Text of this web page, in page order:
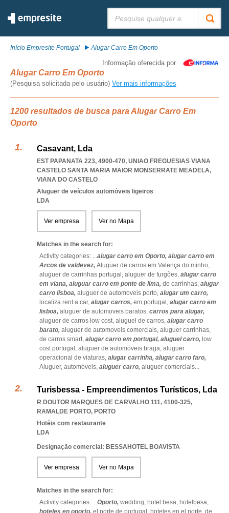
Início Empresite Portugal Alugar Carro Em Oporto
Informação oferecida por
Alugar Carro Em Oporto
(Pesquisa solicitada pelo usuário) Ver mais informações
1200 resultados de busca para Alugar Carro Em
Oporto
Casavant, Lda
EST PAPANATA 223, 4900-470, UNIAO FREGUESIAS VIANA
CASTELO SANTA MARIA MAIOR MONSERRATE MEADELA,
VIANA DO CASTELO
Aluguer de veículos automóveis ligeiros
LDA
Ver empresa Ver no Mapa
Matches in the search for:
Activity categories: ...alugar carro em Oporto, alugar carro em
Arcos de valdevez, Aluguer de carros em Valença do minho,
aluguer de carrinhas portugal, aluguer de furgões, alugar carro
em viana, aluguar carro em ponte de lima, de carrinhas, alugar
carro lisboa, aluguer de automoveis porto, alugar um carro,
localiza rent a car, alugar carros, em portugal, alugar carro em
lisboa, aluguer de automoveis baratos, carros para alugar,
aluguer de carros low cost, aluguel de carros, alugar carro
barato, aluguer de automoveis comerciais, aluguer carrinhas,
de carros smart, alugar carro em portugal, aluguel carro, low
cost portugal, aluguer de automoveis braga, aluguer
operacional de viaturas, alugar carrinha, alugar carro faro,
Aluguer, automóveis, aluguer carro, aluguer comerciais...
Turisbessa - Empreendimentos Turísticos, Lda
R DOUTOR MARQUES DE CARVALHO 111, 4100-325,
RAMALDE PORTO, PORTO
Hotéis com restaurante
LDA
Designação comercial: BESSAHOTEL BOAVISTA
Ver empresa Ver no Mapa
Matches in the search for:
Activity categories: ...Oporto, wedding, hotel besa, hotelbesa,
hoteles en oporto, el norte de portugal, hoteles en el norte, de